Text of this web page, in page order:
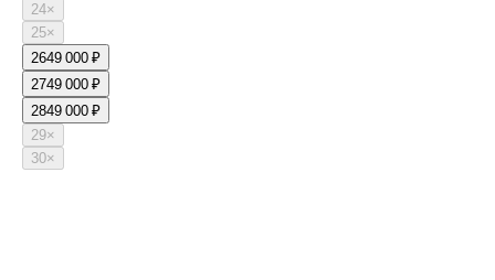
24×
25×
2649 000 ₽
2749 000 ₽
2849 000 ₽
29×
30×